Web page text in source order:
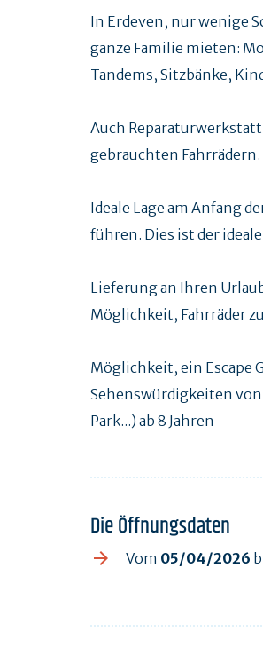
In Erdeven, nur wenige
ganze Familie mieten:
Tandems, Sitzbänke,
Auch
gebrauchten Fahrrädern.
Ideale Lage am Anfang
führen. Dies ist der
Lieferung an Ihren
Möglichkeit, Fahrräder
Möglichkeit, ein Escape
Sehenswürdigkeiten
Park...) ab 8 Jahren
Die Öffnungsdaten
Vom 05/04/2026